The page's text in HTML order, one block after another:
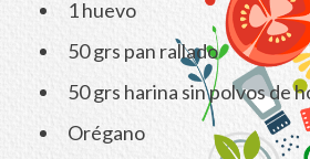
1 huevo
50 grs pan rallado
50 grs harina sin polvos de
Orégano